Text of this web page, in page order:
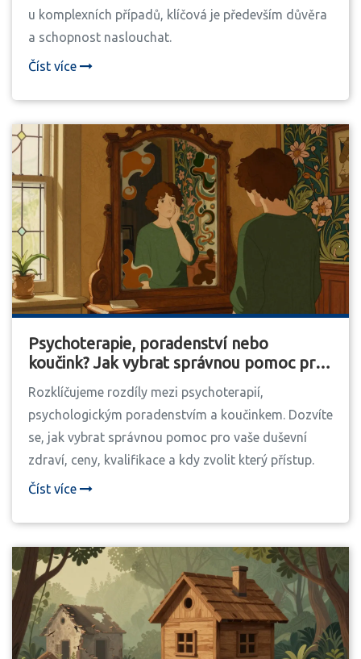
u komplexních případů, klíčová je především důvěra
a schopnost naslouchat.
Číst více
Psychoterapie, poradenství nebo
koučink? Jak vybrat správnou pomoc pro
vaše duševní zdraví
Rozklíčujeme rozdíly mezi psychoterapií,
psychologickým poradenstvím a koučinkem. Dozvíte
se, jak vybrat správnou pomoc pro vaše duševní
zdraví, ceny, kvalifikace a kdy zvolit který přístup.
Číst více